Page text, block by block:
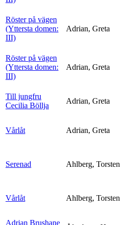
Röster på vägen
(Yttersta domen:
III)
Adrian, Greta
Röster på vägen
(Yttersta domen:
III)
Adrian, Greta
Till jungfru
Cecilia Böllja
Adrian, Greta
Vårlåt Adrian, Greta
Serenad Ahlberg, Torsten
Vårlåt Ahlberg, Torsten
Adrian Brushane